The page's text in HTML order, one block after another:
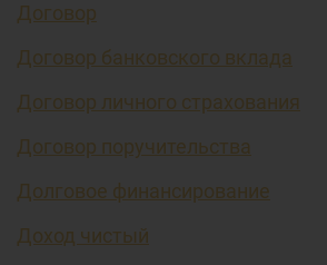
Договор
Договор банковского вклада
Договор личного страхования
Договор поручительства
Долговое финансирование
Доход чистый